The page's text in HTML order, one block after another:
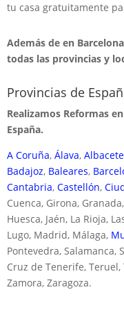
tu casa gratuitamente
Además de en
todas las provincias y
Provincias de
Realizamos Reformas
España.
A Coruña, Álava, Albacete
Badajoz, Baleares,
Cantabria, Castellón,
Cuenca, Girona,
Huesca, Jaén, La Rioja,
Lugo, Madrid, Málaga,
Pontevedra, Salamanca,
Cruz de Tenerife, Teruel,
Zamora, Zaragoza.